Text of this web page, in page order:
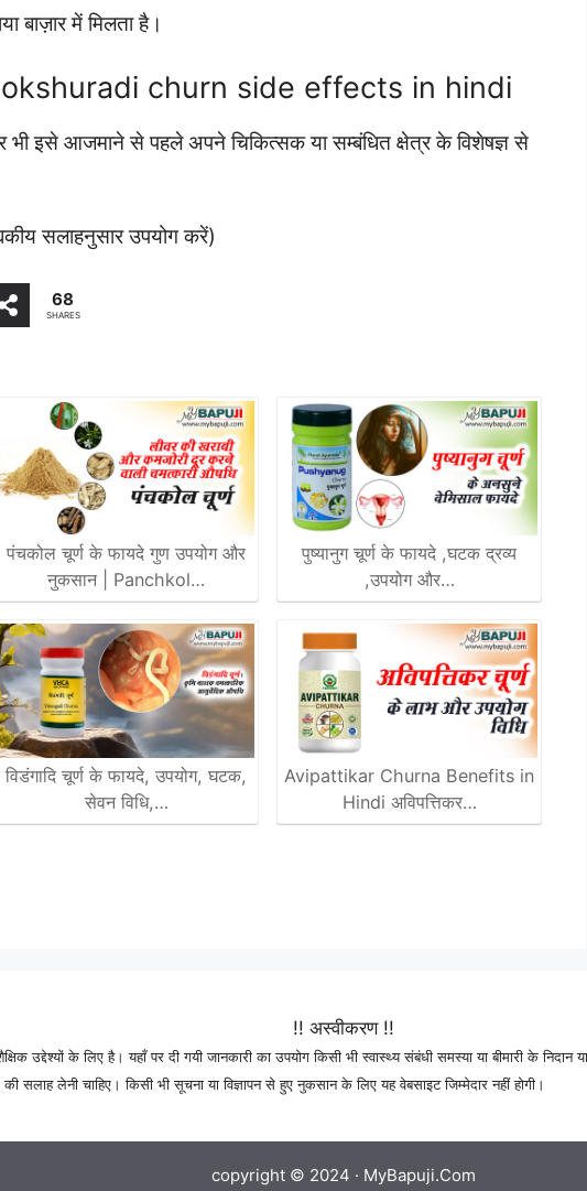
बाज़ार में मिलता है।
: gokshuradi churn side effects in hindi
भी इसे आजमाने से पहले अपने चिकित्सक या सम्बंधित क्षेत्र के विशेषज्ञ से
सलाहनुसार उपयोग करें)
68
SHARES
पंचकोल चूर्ण के फायदे गुण उपयोग और
नुकसान | Panchkol…
विडंगादि चूर्ण के फायदे, उपयोग, घटक,
सेवन विधि,…
पुष्यानुग चूर्ण के फायदे ,घटक द्रव्य
,उपयोग और…
Avipattikar Churna Benefits in
Hindi अविपत्तिकर…
!! अस्वीकरण !!
के लिए है। यहाँ पर दी गयी जानकारी का उपयोग किसी भी स्वास्थ्य संबंधी समस्या या बीमारी के निदान
सलाह लेनी चाहिए। किसी भी सूचना या विज्ञापन से हुए नुकसान के लिए यह वेबसाइट जिम्मेदार नहीं होगी।
copyright © 2024 · MyBapuji.Com